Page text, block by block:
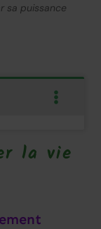
sa puissance
la vie